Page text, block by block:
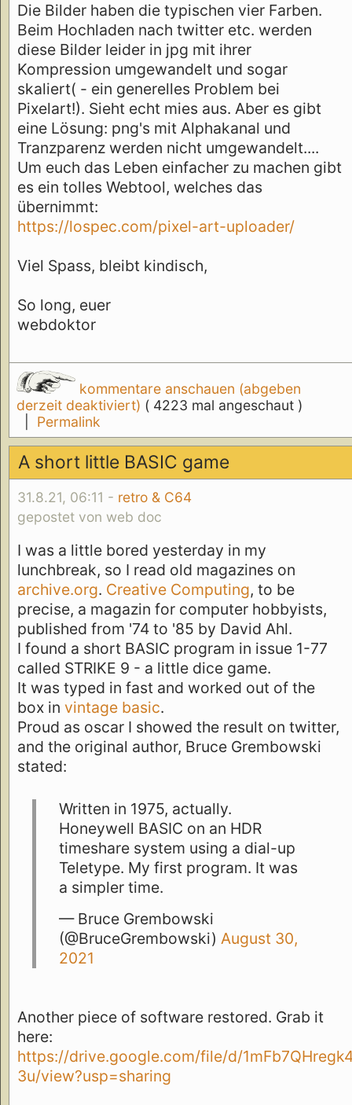
Die Bilder haben die typischen vier Farben.
Beim Hochladen nach twitter etc. werden
diese Bilder leider in jpg mit ihrer
Kompression umgewandelt und sogar
skaliert( - ein generelles Problem bei
Pixelart!). Sieht echt mies aus. Aber es gibt
eine Lösung: png's mit Alphakanal und
Tranzparenz werden nicht umgewandelt....
Um euch das Leben einfacher zu machen gibt
es ein tolles Webtool, welches das
übernimmt:
https://lospec.com/pixel-art-uploader/
Viel Spass, bleibt kindisch,
So long, euer
webdoktor
kommentare anschauen (abgeben
derzeit deaktiviert) ( 4223 mal angeschaut )
Permalink
A short little BASIC game
31.8.21, 06:11 - retro & C64
gepostet von web doc
I was a little bored yesterday in my
lunchbreak, so I read old magazines on
archive.org. Creative Computing, to be
precise, a magazin for computer hobbyists,
published from '74 to '85 by David Ahl.
I found a short BASIC program in issue 1-77
called STRIKE 9 - a little dice game.
It was typed in fast and worked out of the
box in vintage basic.
Proud as oscar I showed the result on twitter,
and the original author, Bruce Grembowski
stated:
Written in 1975, actually.
Honeywell BASIC on an HDR
timeshare system using a dial-up
Teletype. My first program. It was
a simpler time.
— Bruce Grembowski
(@BruceGrembowski)August 30,
2021
Another piece of software restored. Grab it
here:
https://drive.google.com/file/d/
3u/view?usp=sharing